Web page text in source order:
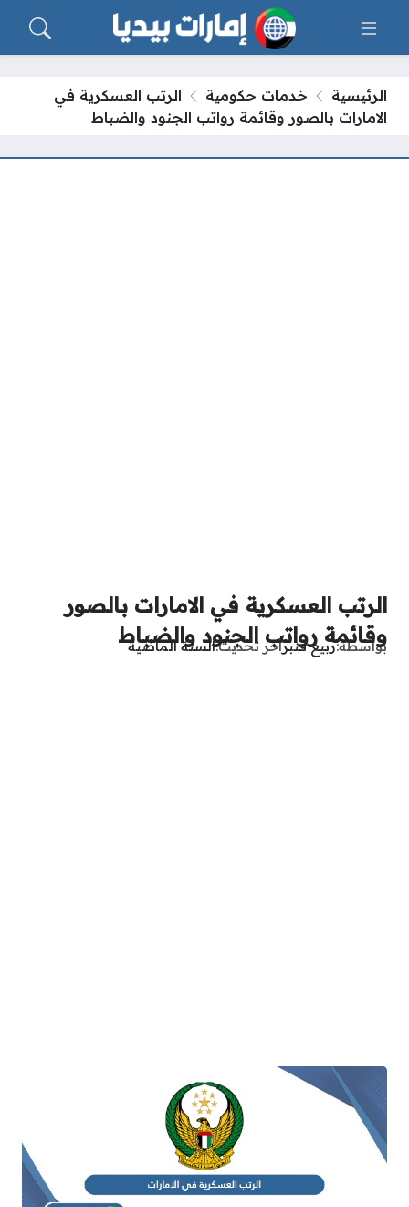
الرئيسية خدمات حكومية
الرتب العسكرية في
الامارات بالصور وقائمة رواتب الجنود والضباط
الرتب العسكرية في الامارات بالصور
وقائمة رواتب الجنود والضباط
بواسطةربيع قنبرآخر تحديثالسنة الماضية